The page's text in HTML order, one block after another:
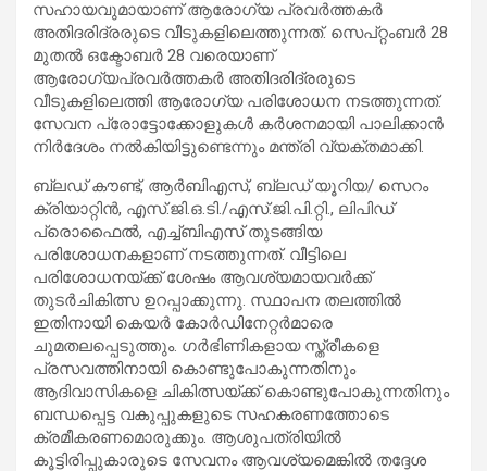
സഹായവുമായാണ് ആരോഗ്യ പ്രവര്‍ത്തകര്‍
അതിദരിദ്രരുടെ വീടുകളിലെത്തുന്നത്. സെപ്റ്റംബര്‍ 28
മുതല്‍ ഒക്ടോബര്‍ 28 വരെയാണ്
ആരോഗ്യപ്രവര്‍ത്തകര്‍ അതിദരിദ്രരുടെ
വീടുകളിലെത്തി ആരോഗ്യ പരിശോധന നടത്തുന്നത്.
സേവന പ്രോട്ടോക്കോളുകള്‍ കര്‍ശനമായി പാലിക്കാന്‍
നിര്‍ദേശം നല്‍കിയിട്ടുണ്ടെന്നും മന്ത്രി വ്യക്തമാക്കി.
ബ്ലഡ് കൗണ്ട്, ആര്‍ബിഎസ്, ബ്ലഡ് യൂറിയ/ സെറം
ക്രിയാറ്റിന്‍, എസ്.ജി.ഒ.ടി./എസ്.ജി.പി.റ്റി., ലിപിഡ്
പ്രൊഫൈല്‍, എച്ച്ബിഎസ് തുടങ്ങിയ
പരിശോധനകളാണ് നടത്തുന്നത്. വീട്ടിലെ
പരിശോധനയ്ക്ക് ശേഷം ആവശ്യമായവര്‍ക്ക്
തുടര്‍ചികിത്സ ഉറപ്പാക്കുന്നു. സ്ഥാപന തലത്തില്‍
ഇതിനായി കെയര്‍ കോര്‍ഡിനേറ്റര്‍മാരെ
ചുമതലപ്പെടുത്തും. ഗര്‍ഭിണികളായ സ്ത്രീകളെ
പ്രസവത്തിനായി കൊണ്ടുപോകുന്നതിനും
ആദിവാസികളെ ചികിത്സയ്ക്ക് കൊണ്ടുപോകുന്നതിനും
ബന്ധപ്പെട്ട വകുപ്പുകളുടെ സഹകരണത്തോടെ
ക്രമീകരണമൊരുക്കും. ആശുപത്രിയില്‍
കൂട്ടിരിപ്പുകാരുടെ സേവനം ആവശ്യമെങ്കില്‍ തദ്ദേശ